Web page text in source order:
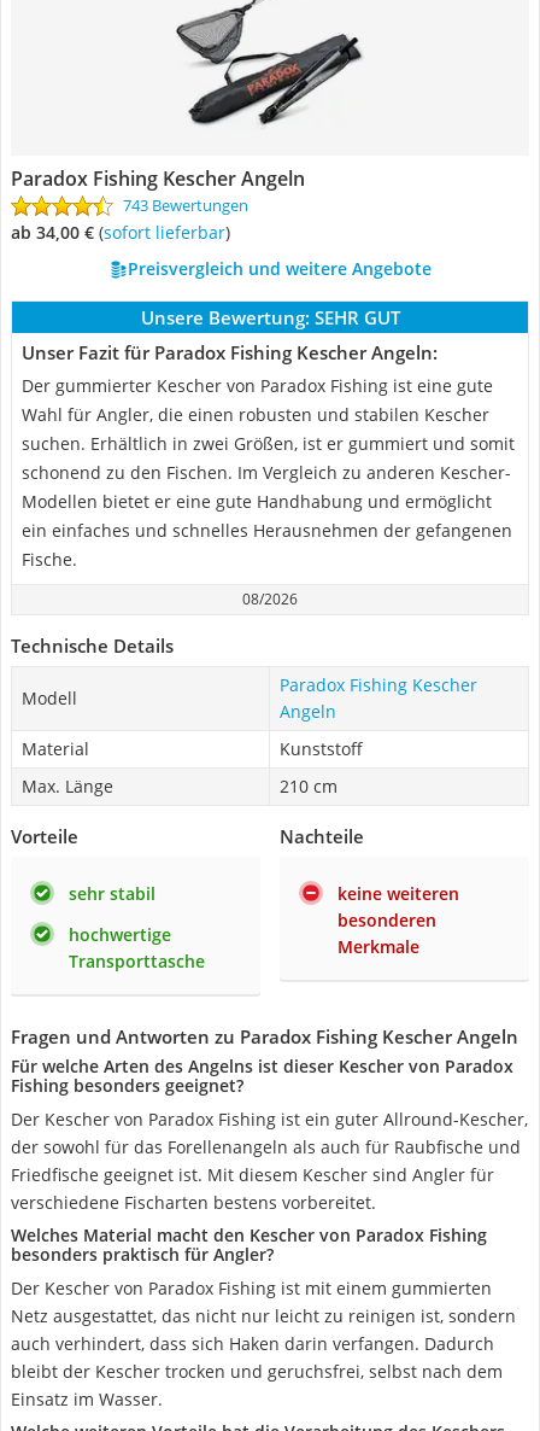
Paradox Fishing Kescher Angeln
743 Bewertungen
ab 34,00 € ( Sofort lieferbar)
Preisvergleich und weitere Angebote
Unsere Bewertung: SEHR GUT
Unser Fazit für Paradox Fishing Kescher Angeln:
Der gummierter Kescher von Paradox Fishing ist eine gute
Wahl für Angler, die einen robusten und stabilen Kescher
suchen. Erhältlich in zwei Größen, ist er gummiert und somit
schonend zu den Fischen. Im Vergleich zu anderen Kescher-
Modellen bietet er eine gute Handhabung und ermöglicht
ein einfaches und schnelles Herausnehmen der gefangenen
Fische.
08/2026
Technische Details
Modell
Paradox Fishing Kescher
Angeln
Material
Kunststoff
Max. Länge
210 cm
Vorteile
sehr stabil
hochwertige
Transporttasche
Nachteile
keine weiteren
besonderen
Merkmale
Fragen und Antworten zu Paradox Fishing Kescher Angeln
Für welche Arten des Angelns ist dieser Kescher von Paradox
Fishing besonders geeignet?
Der Kescher von Paradox Fishing ist ein guter Allround-Kescher,
der sowohl für das Forellenangeln als auch für Raubfische und
Friedfische geeignet ist. Mit diesem Kescher sind Angler für
verschiedene Fischarten bestens vorbereitet.
Welches Material macht den Kescher von Paradox Fishing
besonders praktisch für Angler?
Der Kescher von Paradox Fishing ist mit einem gummierten
Netz ausgestattet, das nicht nur leicht zu reinigen ist, sondern
auch verhindert, dass sich Haken darin verfangen. Dadurch
bleibt der Kescher trocken und geruchsfrei, selbst nach dem
Einsatz im Wasser.